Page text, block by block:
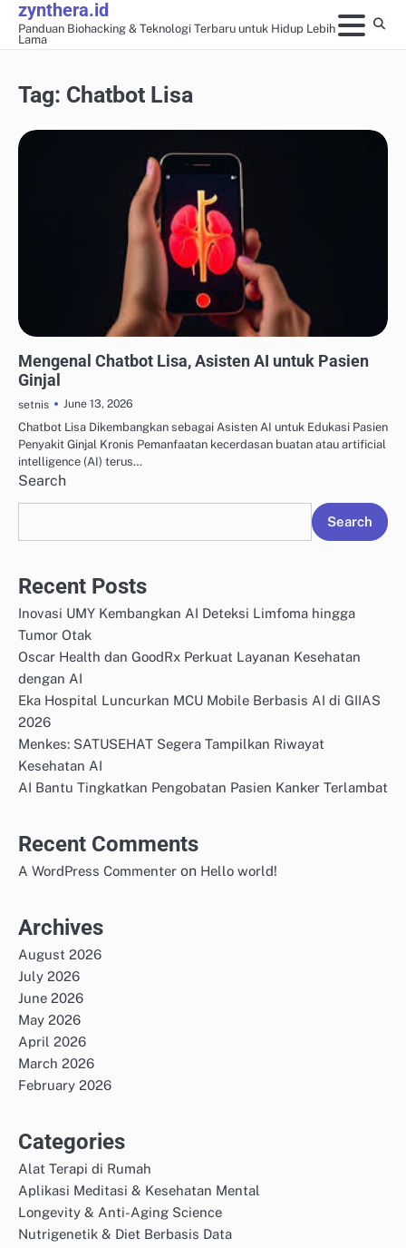
Skip
content
zynthera.id
Panduan Biohacking & Teknologi Terbaru untuk Hidup Lebih
Lama
Tag: Chatbot Lisa
Mengenal Chatbot Lisa, Asisten AI untuk Pasien
Ginjal
setnis
June 13, 2026
Chatbot Lisa Dikembangkan sebagai Asisten AI untuk Edukasi Pasien
Penyakit Ginjal Kronis Pemanfaatan kecerdasan buatan atau artificial
intelligence (AI) terus…
Search
Search
Recent Posts
Inovasi UMY Kembangkan AI Deteksi Limfoma hingga
Tumor Otak
Oscar Health dan GoodRx Perkuat Layanan Kesehatan
dengan AI
Eka Hospital Luncurkan MCU Mobile Berbasis AI di GIIAS
2026
Menkes: SATUSEHAT Segera Tampilkan Riwayat
Kesehatan AI
AI Bantu Tingkatkan Pengobatan Pasien Kanker Terlambat
Recent Comments
A WordPress Commenter on Hello world!
Archives
August 2026
July 2026
June 2026
May 2026
April 2026
March 2026
February 2026
Categories
Alat Terapi di Rumah
Aplikasi Meditasi & Kesehatan Mental
Longevity & Anti-Aging Science
Nutrigenetik & Diet Berbasis Data